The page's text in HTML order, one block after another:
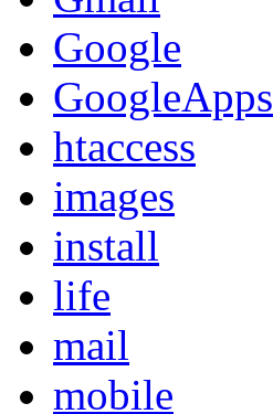
Google
GoogleApps
htaccess
images
install
life
mail
mobile